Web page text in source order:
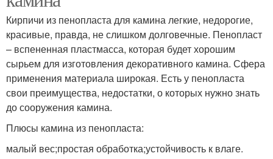
Кирпичи из пенопласта для камина легкие, недорогие,
красивые, правда, не слишком долговечные. Пенопласт
– вспененная пластмасса, которая будет хорошим
сырьем для изготовления декоративного камина. Сфера
применения материала широкая. Есть у пенопласта
свои преимущества, недостатки, о которых нужно знать
до сооружения камина.
Плюсы камина из пенопласта:
малый вес;простая обработка;устойчивость к влаге.